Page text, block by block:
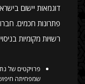
דוגמאות יישום
רשויות מקומיות
פרויקטים של
שמפחיתה